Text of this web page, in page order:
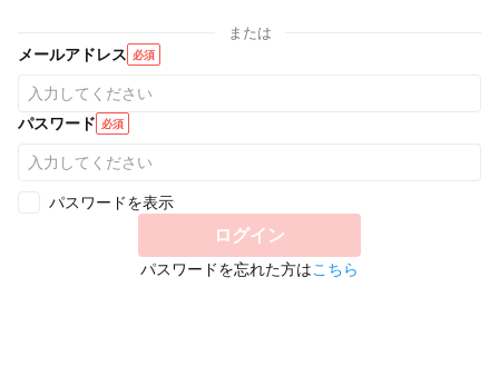
または
メールアドレス 必須
パスワード 必須
パスワードを表示
ログイン
パスワードを忘れた方はこちら